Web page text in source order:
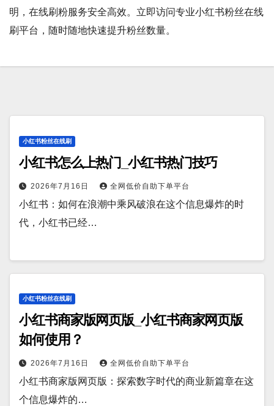
明，在线刷粉服务安全高效。立即访问专业小红书粉丝在线
刷平台，随时随地快速提升粉丝数量。
小红书粉丝在线刷
小红书怎么上热门_小红书热门技巧
2026年7月16日 全网低价自助下单平台
小红书：如何在浪潮中乘风破浪在这个信息爆炸的时
代，小红书已经…
小红书粉丝在线刷
小红书商家版网页版_小红书商家网页版
如何使用？
2026年7月16日 全网低价自助下单平台
小红书商家版网页版：探索数字时代的商业新篇章在这
个信息爆炸的…